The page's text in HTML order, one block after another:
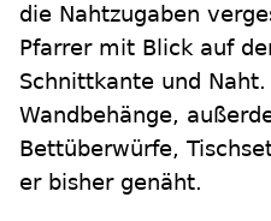
die Nahtzugaben
Pfarrer mit Blick auf
Schnittkante und
Wandbehänge,
Bettüberwürfe,
er bisher genäht.